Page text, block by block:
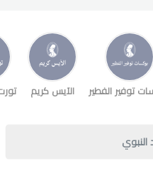
توفير الفطير الآيس كريم
النبوي